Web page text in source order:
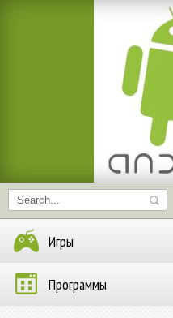
Игры
Программы